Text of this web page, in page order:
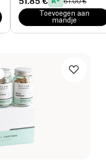
Toevoegen aan
mandje